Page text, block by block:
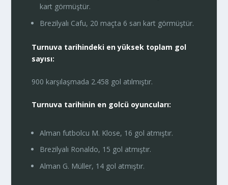
kart görmüştür.
Brezilyalı Cafu, 20 maçta 6 sarı kart görmüştür.
Turnuva tarihindeki en yüksek toplam gol
sayısı:
900 karşılaşmada 2.458 gol atılmıştır.
Turnuva tarihinin en golcü oyuncuları:
Alman futbolcu M. Klose, 16 gol atmıştır.
Brezilyalı Ronaldo, 15 gol atmıştır.
Alman G. Müller, 14 gol atmıştır.